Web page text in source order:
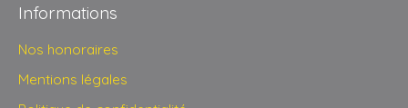
Informations
Nos honoraires
Mentions légales